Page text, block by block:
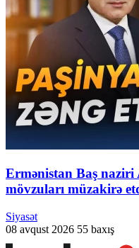
Ermənistan Baş naziri
mövzuları müzakirə
Siyasət
08 avqust 2026 55 baxış